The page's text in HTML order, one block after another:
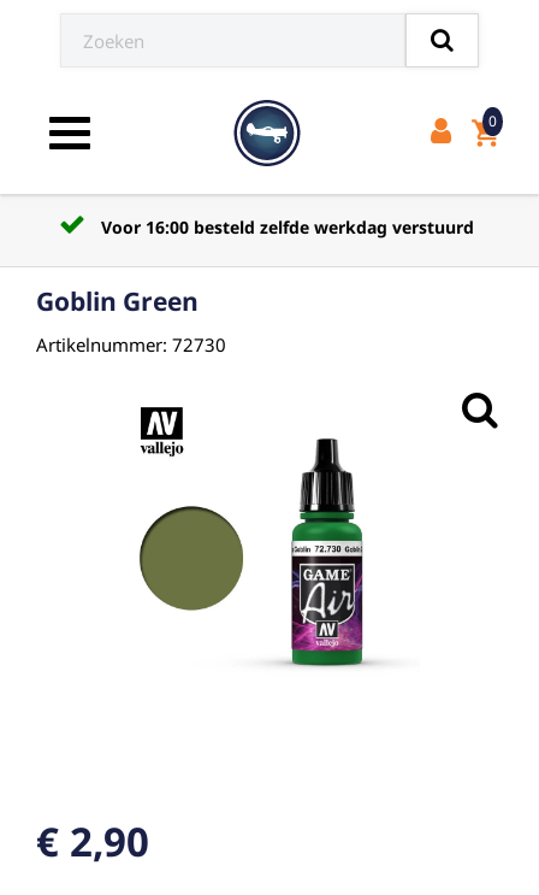
Toggle navigation shopping_cart
0
Voor 16:00 besteld zelfde werkdag verstuurd
Goblin Green
Artikelnummer: 72730
€ 2,90